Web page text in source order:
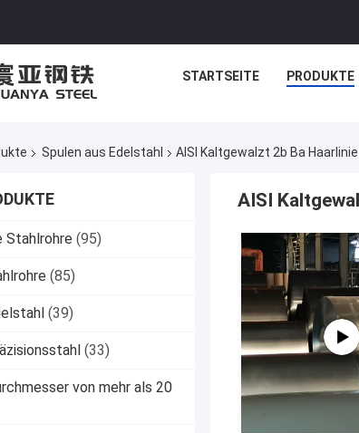
STARTSEITE PRODUKTE
Spulen aus Edelstahl AISI Kaltgewalzt 2b Ba
Stahlrohre (95)
(85)
(39)
(33)
von mehr als 20
AISI